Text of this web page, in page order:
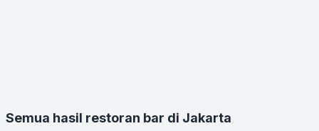
Semua hasil restoran bar di Jakarta